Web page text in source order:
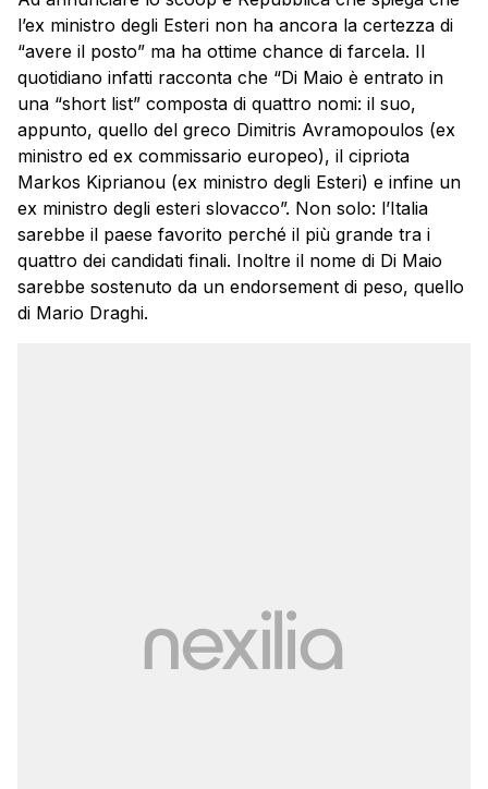
l’ex ministro degli Esteri non ha ancora la certezza di
“avere il posto” ma ha ottime chance di farcela. Il
quotidiano infatti racconta che “Di Maio è entrato in
una “short list” composta di quattro nomi: il suo,
appunto, quello del greco Dimitris Avramopoulos (ex
ministro ed ex commissario europeo), il cipriota
Markos Kiprianou (ex ministro degli Esteri) e infine un
ex ministro degli esteri slovacco”. Non solo: l’Italia
sarebbe il paese favorito perché il più grande tra i
quattro dei candidati finali. Inoltre il nome di Di Maio
sarebbe sostenuto da un endorsement di peso, quello
di Mario Draghi.